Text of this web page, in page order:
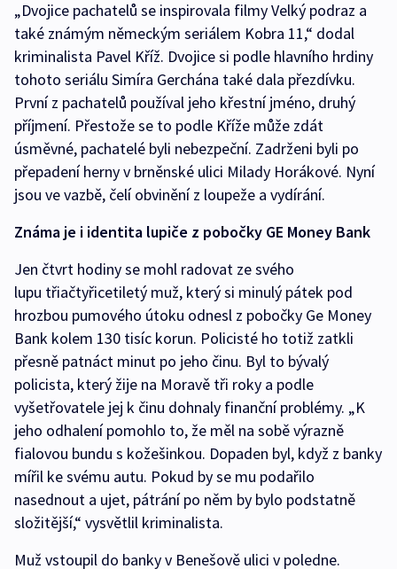
„Dvojice pachatelů se inspirovala filmy Velký podraz a
také známým německým seriálem Kobra 11,“ dodal
kriminalista Pavel Kříž. Dvojice si podle hlavního hrdiny
tohoto seriálu Simíra Gerchána také dala přezdívku.
První z pachatelů používal jeho křestní jméno, druhý
příjmení. Přestože se to podle Kříže může zdát
úsměvné, pachatelé byli nebezpeční. Zadrženi byli po
přepadení herny v brněnské ulici Milady Horákové. Nyní
jsou ve vazbě, čelí obvinění z loupeže a vydírání.
Známa je i identita lupiče z pobočky GE Money Bank
Jen čtvrt hodiny se mohl radovat ze svého
lupu třiačtyřicetiletý muž, který si minulý pátek pod
hrozbou pumového útoku odnesl z pobočky Ge Money
Bank kolem 130 tisíc korun. Policisté ho totiž zatkli
přesně patnáct minut po jeho činu. Byl to bývalý
policista, který žije na Moravě tři roky a podle
vyšetřovatele jej k činu dohnaly finanční problémy. „K
jeho odhalení pomohlo to, že měl na sobě výrazně
fialovou bundu s kožešinkou. Dopaden byl, když z banky
mířil ke svému autu. Pokud by se mu podařilo
nasednout a ujet, pátrání po něm by bylo podstatně
složitější,“ vysvětlil kriminalista.
Muž vstoupil do banky v Benešově ulici v poledne.